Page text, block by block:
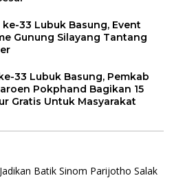
ke-33 Lubuk Basung, Event
Gunung Silayang Tantang
33 Lubuk Basung, Pemkab
Pokphand Bagikan 15
Gratis Untuk Masyarakat
Batik Sinom Parijotho Salak